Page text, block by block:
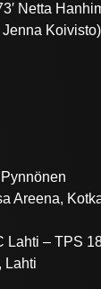
Netta
Jenna Koivisto)
Areena,
Lahti – TPS
Lahti